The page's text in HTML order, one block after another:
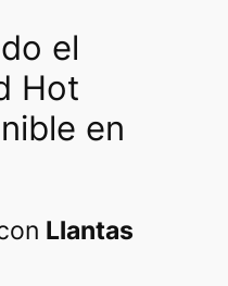
el
Hot
en
Llantas